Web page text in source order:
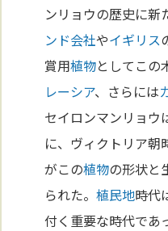
ンリョウの歴史に新
ンド会社やイギリス
賞用植物としてこの
レーシア、さらには
セイロンマンリョウ
に、ヴィクトリア朝
がこの植物の形状と
られた。植民地時代
付く重要な時代であ